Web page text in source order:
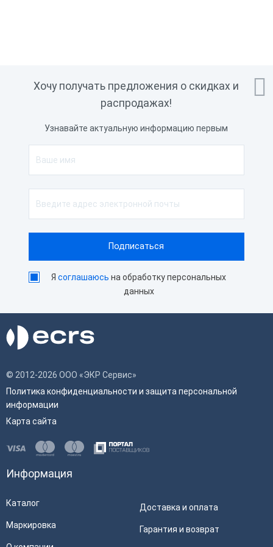

Хочу получать предложения о скидках и
распродажах!
Узнавайте актуальную информацию первым
Ясоглашаюсь на обработку персональных
данных
© 2012-2026 ООО «ЭКР Сервис»
Политика конфиденциальности и защита персональной
информации
Карта сайта
Информация
Каталог
Маркировка
Доставка и оплата
Гарантия и возврат